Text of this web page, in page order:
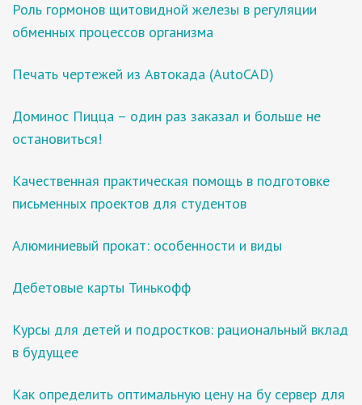
Роль гормонов щитовидной железы в регуляции
обменных процессов организма
Печать чертежей из Автокада (AutoCAD)
Доминос Пицца – один раз заказал и больше не
остановиться!
Качественная практическая помощь в подготовке
письменных проектов для студентов
Алюминиевый прокат: особенности и виды
Дебетовые карты Тинькофф
Курсы для детей и подростков: рациональный вклад
в будущее
Как определить оптимальную цену на бу сервер для